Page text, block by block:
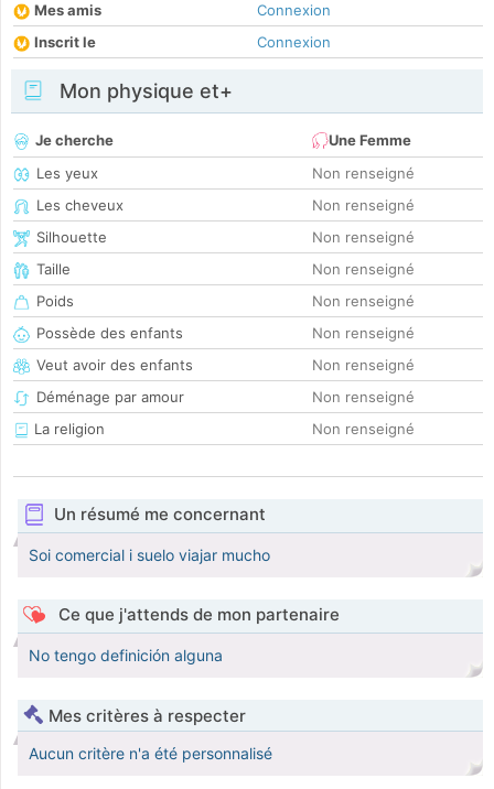
Mes amis
Connexion
Inscrit le
Connexion
Mon physique et+
Je cherche
Une Femme
Les yeux
Non renseigné
Les cheveux
Non renseigné
Silhouette
Non renseigné
Taille
Non renseigné
Poids
Non renseigné
Possède des enfants
Non renseigné
Veut avoir des enfants
Non renseigné
Déménage par amour
Non renseigné
La religion
Non renseigné
Un résumé me concernant
Soi comercial i suelo viajar mucho
Ce que j'attends de mon partenaire
No tengo definición alguna
Mes critères à respecter
Aucun critère n'a été personnalisé